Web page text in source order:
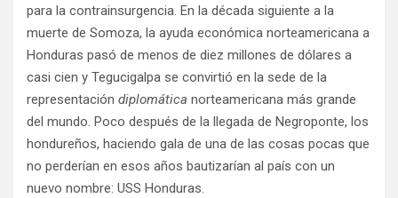
para la contrainsurgencia. En la década siguiente a la
muerte de Somoza, la ayuda económica norteamericana a
Honduras pasó de menos de diez millones de dólares a
casi cien y Tegucigalpa se convirtió en la sede de la
representación diplomática norteamericana más grande
del mundo. Poco después de la llegada de Negroponte, los
hondureños, haciendo gala de una de las cosas pocas que
no perderían en esos años bautizarían al país con un
nuevo nombre: USS Honduras.